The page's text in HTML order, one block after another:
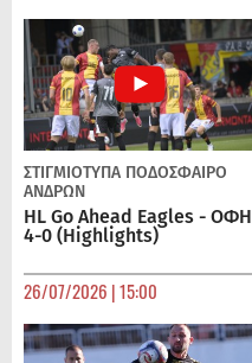
ΣΤΙΓΜΙΟΤΥΠΑ ΠΟΔΌΣΦΑΙΡΟ
ΑΝΔΡΏΝ
HL Go Ahead Eagles - ΟΦΗ
4-0 (Highlights)
26/07/2026 | 15:00